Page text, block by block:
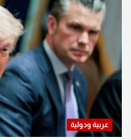
عربية ودولية